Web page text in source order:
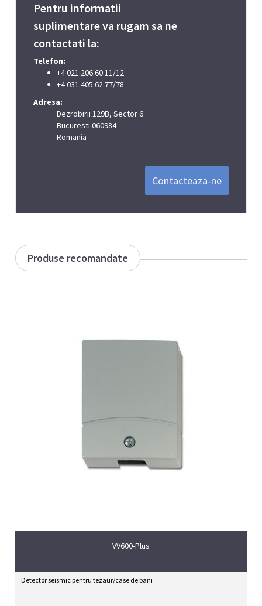
Pentru informatii
suplimentare va rugam sa ne
contactati la:
Telefon:
+4 021.206.60.11/12
+4 031.405.62.77/78
Adresa:
Dezrobirii 129B, Sector 6
Bucuresti 060984
Romania
Contacteaza-ne
Produse recomandate
VV600-Plus
Detector seismic pentru tezaur/case de bani